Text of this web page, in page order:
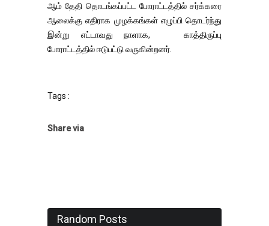
ஆம் தேதி தொடங்கப்பட்ட போராட்டத்தில் சர்க்கரை
ஆலைக்கு எதிராக முழக்கங்கள் எழுப்பி தொடர்ந்து
இன்று எட்டாவது நாளாக, காத்திருப்பு
போராட்டத்தில் ஈடுபட்டு வருகின்றனர்.
Tags :
Share via
Random Posts